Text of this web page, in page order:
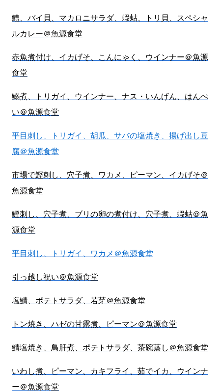
鱧、バイ貝、マカロニサラダ、蝦蛄、トリ貝、スペシャ
ルカレー＠魚源食堂
赤魚煮付け、イカげそ、こんにゃく、ウインナー＠魚源
食堂
鰯煮、トリガイ、ウインナー、ナス・いんげん、はんぺ
い＠魚源食堂
平目刺し、トリガイ、胡瓜、サバの塩焼き、揚げ出し豆
腐＠魚源食堂
市場で鰹刺し、穴子煮、ワカメ、ピーマン、イカげそ＠
魚源食堂
鰹刺し、穴子煮、ブリの卵の煮付け、穴子煮、蝦蛄＠魚
源食堂
平目刺し、トリガイ、ワカメ＠魚源食堂
引っ越し祝い＠魚源食堂
塩鯖、ポテトサラダ、若芽＠魚源食堂
トン焼き、ハゼの甘露煮、ピーマン＠魚源食堂
鯖塩焼き、鳥肝煮、ポテトサラダ、茶碗蒸し＠魚源食堂
いわし煮、ピーマン、カキフライ、茹でイカ、ウインナ
ー＠魚源食堂